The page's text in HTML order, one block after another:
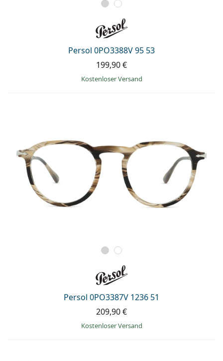
Persol 0PO3388V 95 53
199,90 €
Kostenloser Versand
Persol 0PO3387V 1236 51
209,90 €
Kostenloser Versand